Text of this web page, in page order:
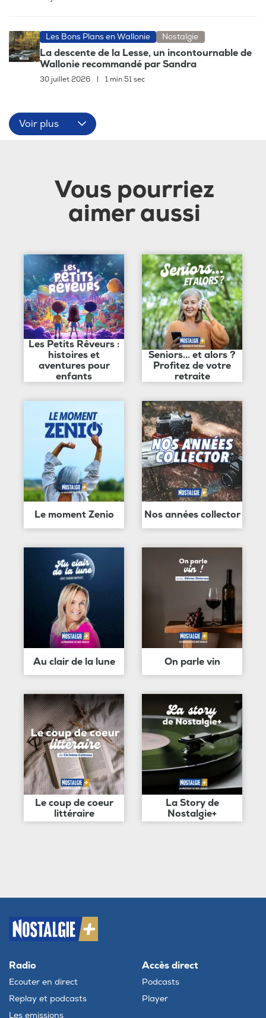
Les Bons Plans en Wallonie Nostalgie
La descente de la Lesse, un incontournable de
Wallonie recommandé par Sandra
30 juillet 2026 1 min 51 sec
Voir plus
Vous pourriez
aimer aussi
Les Petits Rêveurs :
histoires et
aventures pour
enfants
Seniors... et alors ?
Profitez de votre
retraite
Le moment Zenio Nos années collector
Au clair de la lune On parle vin
Le coup de coeur
littéraire
La Story de
Nostalgie+
Radio
Ecouter en direct
Replay et podcasts
Les emissions
Accès direct
Podcasts
Player